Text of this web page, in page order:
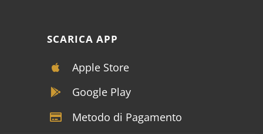
SCARICA APP
Apple Store
Google Play
Metodo di Pagamento